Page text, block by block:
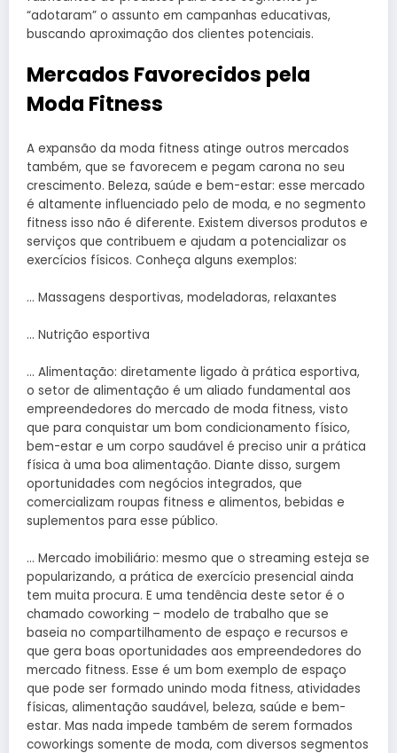
“adotaram” o assunto em campanhas educativas,
buscando aproximação dos clientes potenciais.
Mercados Favorecidos pela
Moda Fitness
A expansão da moda fitness atinge outros mercados
também, que se favorecem e pegam carona no seu
crescimento. Beleza, saúde e bem-estar: esse mercado
é altamente influenciado pelo de moda, e no segmento
fitness isso não é diferente. Existem diversos produtos e
serviços que contribuem e ajudam a potencializar os
exercícios físicos. Conheça alguns exemplos:
… Massagens desportivas, modeladoras, relaxantes
… Nutrição esportiva
… Alimentação: diretamente ligado à prática esportiva,
o setor de alimentação é um aliado fundamental aos
empreendedores do mercado de moda fitness, visto
que para conquistar um bom condicionamento físico,
bem-estar e um corpo saudável é preciso unir a prática
física à uma boa alimentação. Diante disso, surgem
oportunidades com negócios integrados, que
comercializam roupas fitness e alimentos, bebidas e
suplementos para esse público.
… Mercado imobiliário: mesmo que o streaming esteja se
popularizando, a prática de exercício presencial ainda
tem muita procura. E uma tendência deste setor é o
chamado coworking – modelo de trabalho que se
baseia no compartilhamento de espaço e recursos e
que gera boas oportunidades aos empreendedores do
mercado fitness. Esse é um bom exemplo de espaço
que pode ser formado unindo moda fitness, atividades
físicas, alimentação saudável, beleza, saúde e bem-
estar. Mas nada impede também de serem formados
coworkings somente de moda, com diversos segmentos